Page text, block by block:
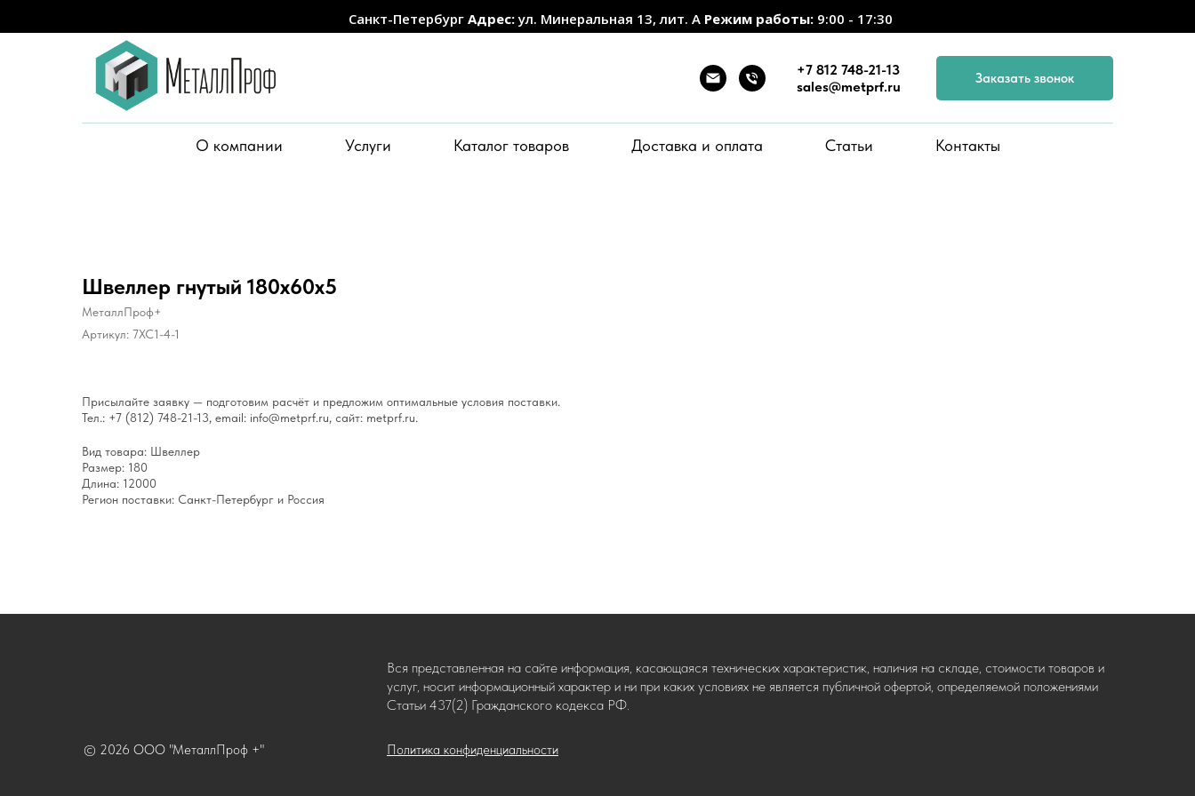
Санкт-Петербург Адрес:ул. Минеральная 13, лит. А Режим работы: 9:00 - 17:30
+7 812 748-21-13
sales@metprf.ru
Заказать звонок
О компании Услуги Каталог товаров Доставка и оплата Статьи Контакты
Швеллер гнутый 180x60x5
МеталлПроф+
Артикул: 7XC1-4-1
Присылайте заявку — подготовим расчёт и предложим оптимальные условия поставки.
Тел.: +7 (812) 748-21-13, email: info@metprf.ru, сайт: metprf.ru.
Вид товара: Швеллер
Размер: 180
Длина: 12000
Регион поставки: Санкт-Петербург и Россия
Политика конфиденциальности
© 2026 ООО "МеталлПроф +"
Вся представленная на сайте информация, касающаяся технических характеристик, наличия на складе, стоимости товаров и
услуг, носит информационный характер и ни при каких условиях не является публичной офертой, определяемой положениями
Статьи 437(2) Гражданского кодекса РФ.